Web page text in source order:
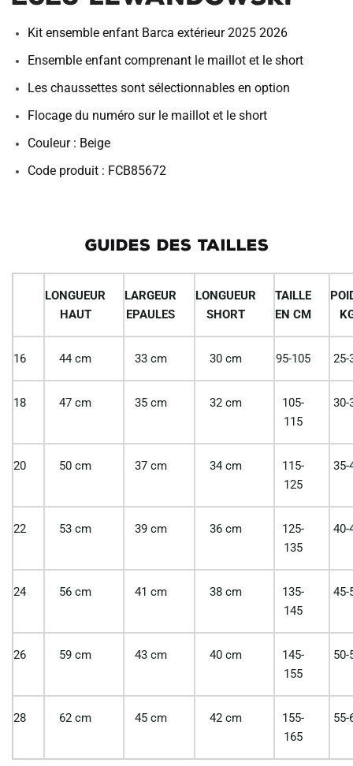
Kit ensemble enfant Barca extérieur 2025 2026
Ensemble enfant comprenant le maillot et le short
Les chaussettes sont sélectionnables en option
Flocage du numéro sur le maillot et le short
Couleur : Beige
Code produit : FCB85672
GUIDES DES TAILLES
LONGUEUR
HAUT
LARGEUR
EPAULES
LONGUEUR
SHORT
TAILLE
EN CM
16 44 cm 33 cm 30 cm 95-105 25-
18 47 cm 35 cm 32 cm
105-
115
30-
20 50 cm 37 cm 34 cm
115-
125
35-
22 53 cm 39 cm 36 cm
125-
135
40-
24 56 cm 41 cm 38 cm
135-
145
45-
26 59 cm 43 cm 40 cm
145-
155
50-
28 62 cm 45 cm 42 cm
155-
165
55-